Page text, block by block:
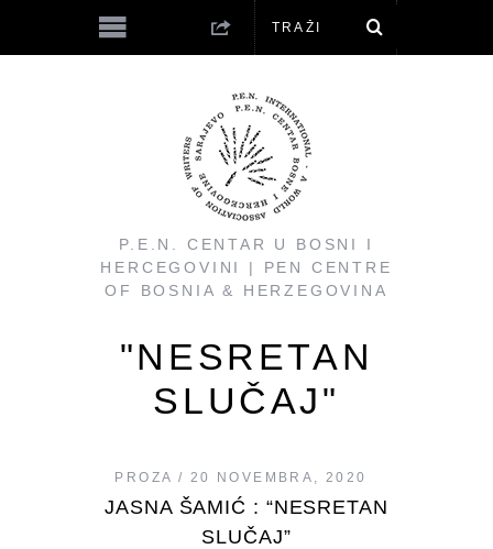
P.E.N. CENTAR U BOSNI I
HERCEGOVINI | PEN CENTRE
OF BOSNIA & HERZEGOVINA
"NESRETAN
SLUČAJ"
PROZA 20 NOVEMBRA, 2020
JASNA ŠAMIĆ : “NESRETAN
SLUČAJ”